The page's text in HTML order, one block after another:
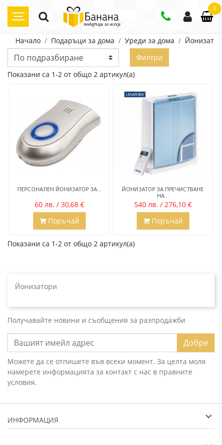
0
Начало Подаръци за дома Уреди за дома
Филтри
Показани са 1-2 от общо 2 артикул(а)
ПЕРСОНАЛЕН ЙОНИЗАТОР ЗА...
60 лв. / 30,68 €
Поръчай
ЙОНИЗАТОР ЗА ПРЕЧИСТВАНЕ
НА...
540 лв. / 276,10 €
Поръчай
Показани са 1-2 от общо 2 артикул(а)
Йонизатори
Получавайте новини и съобщения за разпродажби
Добре
Можете да се отпишете във всеки момент. За целта моля
намерете информацията за контакт с нас в правните
условия.
ИНФОРМАЦИЯ